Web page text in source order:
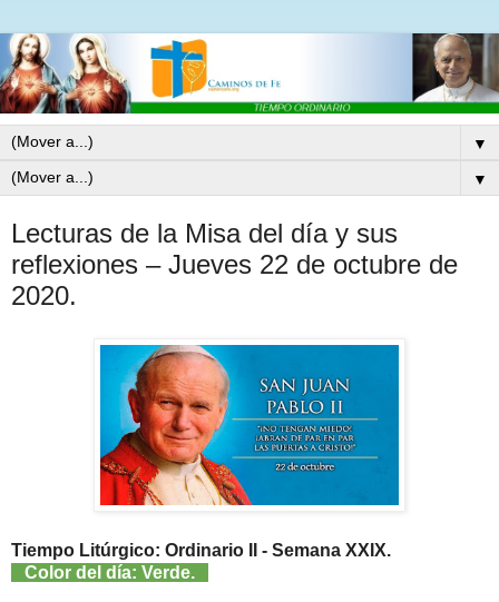
▼
▼
Lecturas de la Misa del día y sus
reflexiones – Jueves 22 de octubre de
2020.
Tiempo Litúrgico: Ordinario II - Semana XXIX.
Color del día: Verde.